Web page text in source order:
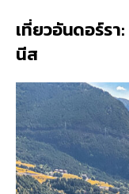
เที่ยวอันดอร์รา:
นีส